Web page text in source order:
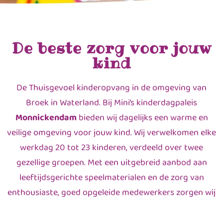
De beste zorg voor jouw
kind
De Thuisgevoel kinderopvang in de omgeving van
Broek in Waterland. Bij Mini’s kinderdagpaleis
Monnickendam bieden wij dagelijks een warme en
veilige omgeving voor jouw kind. Wij verwelkomen elke
werkdag 20 tot 23 kinderen, verdeeld over twee
gezellige groepen. Met een uitgebreid aanbod aan
leeftijdsgerichte speelmaterialen en de zorg van
enthousiaste, goed opgeleide medewerkers zorgen wij